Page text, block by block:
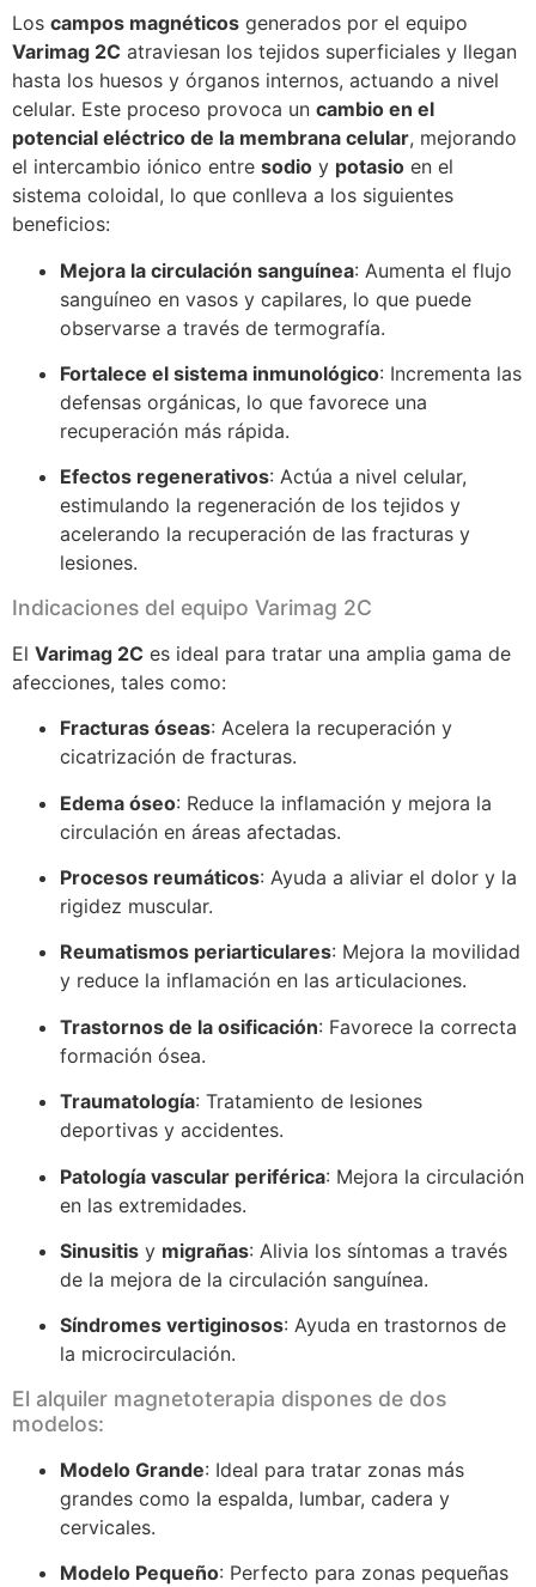
Los campos magnéticos generados por el equipo
Varimag 2C atraviesan los tejidos superficiales y llegan
hasta los huesos y órganos internos, actuando a nivel
celular. Este proceso provoca un cambio en el
potencial eléctrico de la membrana celular, mejorando
el intercambio iónico entre sodio y potasio en el
sistema coloidal, lo que conlleva a los siguientes
beneficios:
Mejora la circulación sanguínea: Aumenta el flujo
sanguíneo en vasos y capilares, lo que puede
observarse a través de termografía.
Fortalece el sistema inmunológico: Incrementa las
defensas orgánicas, lo que favorece una
recuperación más rápida.
Efectos regenerativos: Actúa a nivel celular,
estimulando la regeneración de los tejidos y
acelerando la recuperación de las fracturas y
lesiones.
Indicaciones del equipo Varimag 2C
El Varimag 2C es ideal para tratar una amplia gama de
afecciones, tales como:
Fracturas óseas: Acelera la recuperación y
cicatrización de fracturas.
Edema óseo: Reduce la inflamación y mejora la
circulación en áreas afectadas.
Procesos reumáticos: Ayuda a aliviar el dolor y la
rigidez muscular.
Reumatismos periarticulares: Mejora la movilidad
y reduce la inflamación en las articulaciones.
Trastornos de la osificación: Favorece la correcta
formación ósea.
Traumatología: Tratamiento de lesiones
deportivas y accidentes.
Patología vascular periférica: Mejora la circulación
en las extremidades.
Sinusitis y migrañas: Alivia los síntomas a través
de la mejora de la circulación sanguínea.
Síndromes vertiginosos: Ayuda en trastornos de
la microcirculación.
El alquiler magnetoterapia dispones de dos
modelos:
Modelo Grande: Ideal para tratar zonas más
grandes como la espalda, lumbar, cadera y
cervicales.
Modelo Pequeño: Perfecto para zonas pequeñas